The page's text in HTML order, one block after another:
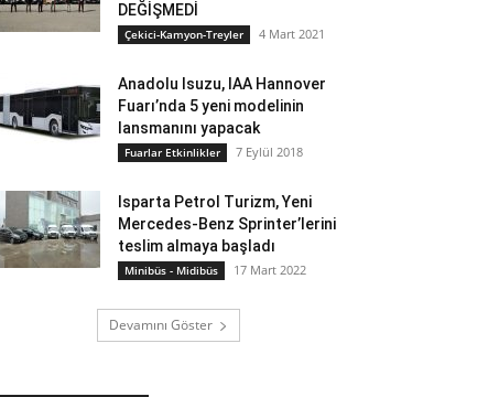
DEĞİŞMEDİ
Çekici-Kamyon-Treyler 4 Mart 2021
Anadolu Isuzu, IAA Hannover
Fuarı’nda 5 yeni modelinin
lansmanını yapacak
Fuarlar Etkinlikler 7 Eylül 2018
Isparta Petrol Turizm, Yeni
Mercedes-Benz Sprinter’lerini
teslim almaya başladı
Minibüs - Midibüs 17 Mart 2022
Devamını Göster